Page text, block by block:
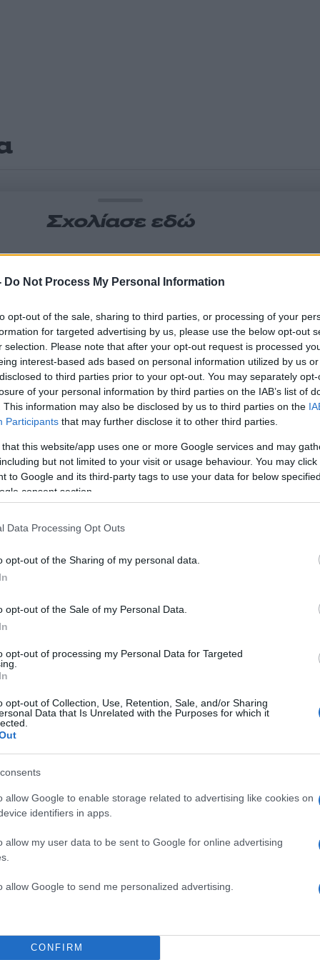
Do Not Process My Personal Information
opt-out of the sale, sharing to third parties, or processing of your
for targeted advertising by us, please use the below opt-out
selection. Please note that after your opt-out request is processed
interest-based ads based on personal information utilized by us
to third parties prior to your opt-out. You may separately
of your personal information by third parties on the IAB’s list of
This information may also be disclosed by us to third parties on the
Participants that may further disclose it to other third parties.
that this website/app uses one or more Google services and may
but not limited to your visit or usage behaviour. You may
to Google and its third-party tags to use your data for below
consent section.
Data Processing Opt Outs
opt-out of the Sharing of my personal data.
opt-out of the Sale of my Personal Data.
opt-out of processing my Personal Data for Targeted
opt-out of Collection, Use, Retention, Sale, and/or Sharing
Data that Is Unrelated with the Purposes for which it
allow Google to enable storage related to advertising like cookies on
identifiers in apps.
allow my user data to be sent to Google for online advertising
allow Google to send me personalized advertising.
CONFIRM
Σχολίασε εδώ
2000 /
Υποβολή σχολίου
από reCAPTCHA, ισχύουνΠολιτική Απορρήτου&Όροι Χρήσηςτης
Ελλάδα
ΛΑΣΙΘΙ
ΣΕΙΣΜΟΣ
Share:
το Νewsit.gr στοGoogle News
καταθέσεις
– Το στίγμα του
μηνύματα
του Άκη
υπομονή και
το
ελικοπτέρου που
που είχαν
της 38χρονης
έζησε και πώς
όμορφο έχω δει
Πιο
Μητσοτάκης
διασύνδεση
εμπιστοσύνης»
Έφυγαν οι
επόμενη μέρα
Canadair 515:
αεροσκάφους
Αυγερινός,
Καρυστιανού:
«συγκεντρωτικό
Marfin: Η
Τρίτη – «Είναι
100.000 άτομα»